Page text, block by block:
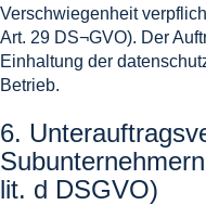
Verschwiegenheit
Art. 29 DS¬GVO). Der
Einhaltung der
Betrieb.
6.
lit. d DSGVO)